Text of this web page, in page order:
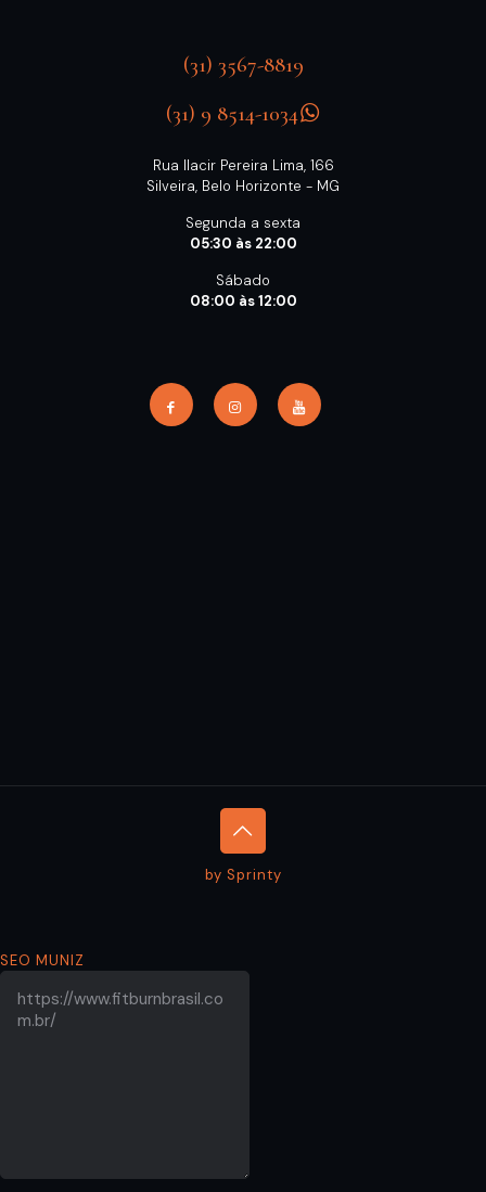
(31) 3567-8819
(31) 9 8514-1034
Rua Ilacir Pereira Lima, 166
Silveira, Belo Horizonte - MG
Segunda a sexta
05:30 às 22:00
Sábado
08:00 às 12:00
by Sprinty
SEO MUNIZ